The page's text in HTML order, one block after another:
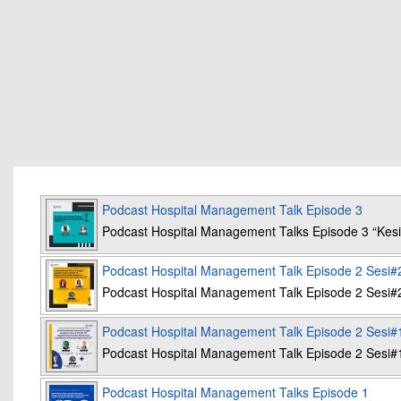
Podcast Hospital Management Talk Episode 3
Podcast Hospital Management Talks Episode 3
Podcast Hospital Management Talk Episode 2
Podcast Hospital Management Talk Episode 2
Podcast Hospital Management Talk Episode 2 Sesi#1
Podcast Hospital Management Talk Episode 2
Podcast Hospital Management Talks Episode 1